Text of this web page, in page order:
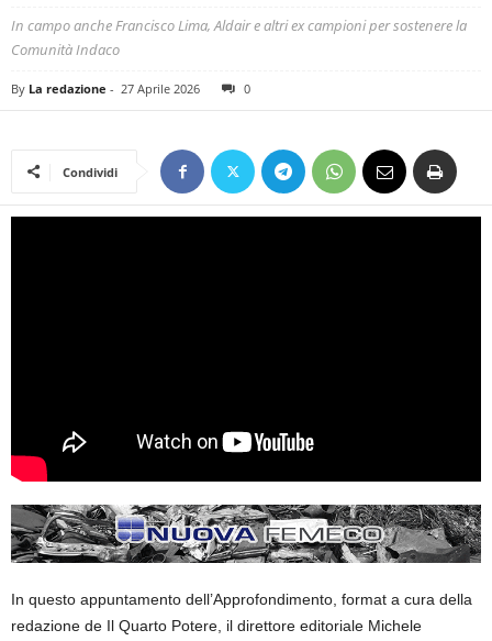
In campo anche Francisco Lima, Aldair e altri ex campioni per sostenere la
Comunità Indaco
By La redazione - 27 Aprile 2026 0
Condividi
In questo appuntamento dell’Approfondimento, format a cura della
redazione de Il Quarto Potere, il direttore editoriale Michele